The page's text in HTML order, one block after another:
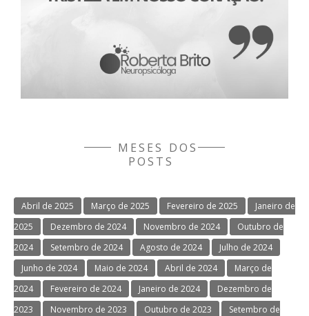
MESES DOS
POSTS
Abril de 2025 Março de 2025 Fevereiro de 2025
Janeiro de
2025
Dezembro de 2024 Novembro de 2024
Outubro de
2024
Setembro de 2024 Agosto de 2024
Julho de 2024
Junho de 2024
Maio de 2024 Abril de 2024
Março de
2024
Fevereiro de 2024 Janeiro de 2024
Dezembro de
2023
Novembro de 2023 Outubro de 2023
Setembro de